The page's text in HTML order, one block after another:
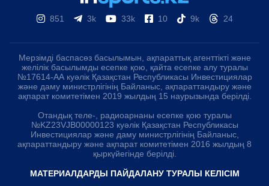
851 3k 33k 10 9k 24
Мерзімді баспасөз басылымын, ақпараттық агенттікті және
желілік басылымды есепке қою, қайта есепке алу туралы
№17614-АА куәлік Қазақстан Республикасы Инвестициялар
және даму министрлігінің Байланыс, ақпараттандыру және
ақпарат комитетімен 2019 жылдың 15 наурызында берілді.
Отандық теле-, радиоарнаны есепке қою туралы
№KZ23VJB00000123 куәлік Қазақстан Республикасы
Инвестициялар және даму министрлігінің Байланыс,
ақпараттандыру және ақпарат комитетімен 2016 жылдың 8
қыркүйегінде берілді.
МАТЕРИАЛДАРДЫ ПАЙДАЛАНУ ТУРАЛЫ КЕЛІСІМ